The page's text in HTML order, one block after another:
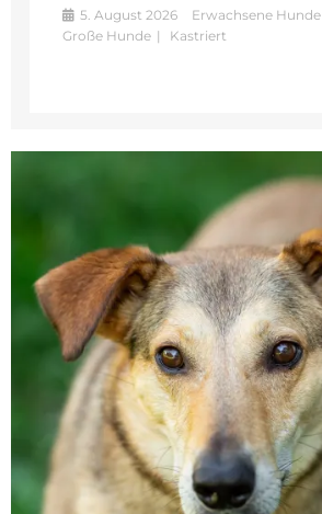
5. August 2026
Erwachsene Hunde
Große Hunde
Kastriert